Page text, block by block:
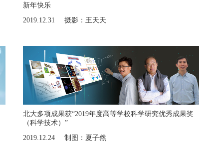
新年快乐
2019.12.31
摄影：王天天
北大多项成果获“2019年度高等学校科学研究优秀成果奖
（科学技术）”
2019.12.24
制图：夏子然